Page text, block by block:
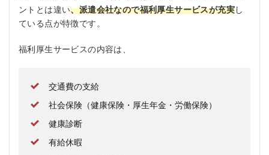
ントとは違い、派遣会社なので福利厚生サービスが充実し
ている点が特徴です。
福利厚生サービスの内容は、
交通費の支給
社会保険（健康保険・厚生年金・労働保険）
健康診断
有給休暇